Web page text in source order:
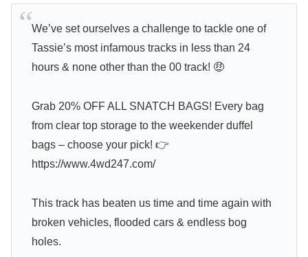
We’ve set ourselves a challenge to tackle one of
Tassie’s most infamous tracks in less than 24
hours & none other than the 00 track! 🤑
Grab 20% OFF ALL SNATCH BAGS! Every bag
from clear top storage to the weekender duffel
bags – choose your pick! 👉
https://www.4wd247.com/
This track has beaten us time and time again with
broken vehicles, flooded cars & endless bog
holes.